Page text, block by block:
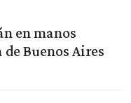
en manos
Buenos Aires